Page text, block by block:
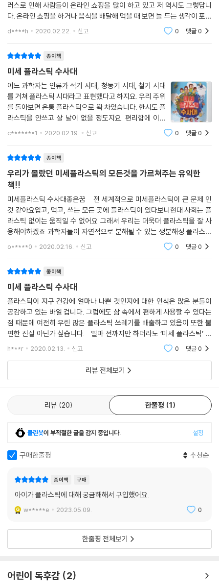
러스로 인해 사람들이 온라인 쇼핑을 많이 하고 있고 저 역시도 그렇답니
다. 온라인 쇼핑을 하거나 음식을 배달해 먹을 때 보면 늘 드는 생각이 포장
용기에 대한 것이고요. 분리수거를 한다고 하지만 구입하자마자 버려지는
d****h 2020.02.22. 신고 0 댓글0
종이책
미세 플라스틱 수사대
어느 과학자는 인류가 석기 시대, 청동기 시대, 철기 시대
를 거쳐 플라스틱 시대라고 표현했다고 하지요. 우리 주위
를 돌아보면 온통 플라스틱으로 꽉 차있습니다. 한시도 플
라스틱을 안쓰고 살 날이 없을 정도지요. 편리함에 이미
익숙해져 있어서 쓰지 않을수도 없고... 플라스틱으로 인
c*******1 2020.02.19. 신고 0 댓글0
종이책
우리가 몰랐던 미세플라스틱의 모든것을 가르쳐주는 유익한
책!!
미세플라스틱 수사대좋은꿈 전 세계적으로 미세플라스틱이 큰 문제 인
것 같아요입고, 먹고, 쓰는 모든 곳에 플라스틱이 있다보니현대 사회는 플
라스틱 없이는 움직일 수 없어요 그래서 우리는 더욱더 플라스틱을 잘 사
용해야하겠죠 과학자들이 자연적으로 분해될 수 있는 생분해성 플라스틱
을 연구하고 있다고 해요그러니 우리는 우리가 할 수 있는 수준에서 미세
o*****0 2020.02.16. 신고 0 댓글0
종이책
미세 플라스틱 수사대
플라스틱이 지구 건강에 얼마나 나쁜 것인지에 대한 인식은 많은 분들이
공감하고 있는 바일 겁니다. 그럼에도 삶 속에서 편하게 사용할 수 있다는
점 때문에 여전히 우린 많은 플라스틱 쓰레기를 배출하고 있음이 또한 불
편한 진실 아닌가 싶습니다. 얼마 전까지만 하더라도 ‘미세 플라스틱’ 문
제는 그리 심각하게 인식하지 못했음이 사실입니다. 그런데, 이 ‘미세 플라
h***r 2020.02.13. 신고 0 댓글0
리뷰 전체보기
리뷰 20 한줄평 1
클린봇이 부적절한 글을 감지 중입니다. 설정
구매한줄평 추천순
종이책 구매
아이가 플라스틱에 대해 궁금해해서 구입했어요.
w*****e 2023.05.09. 0
한줄평 전체보기
어린이 독후감 2